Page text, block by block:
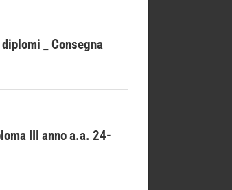
_ Consegna
III anno a.a. 24-